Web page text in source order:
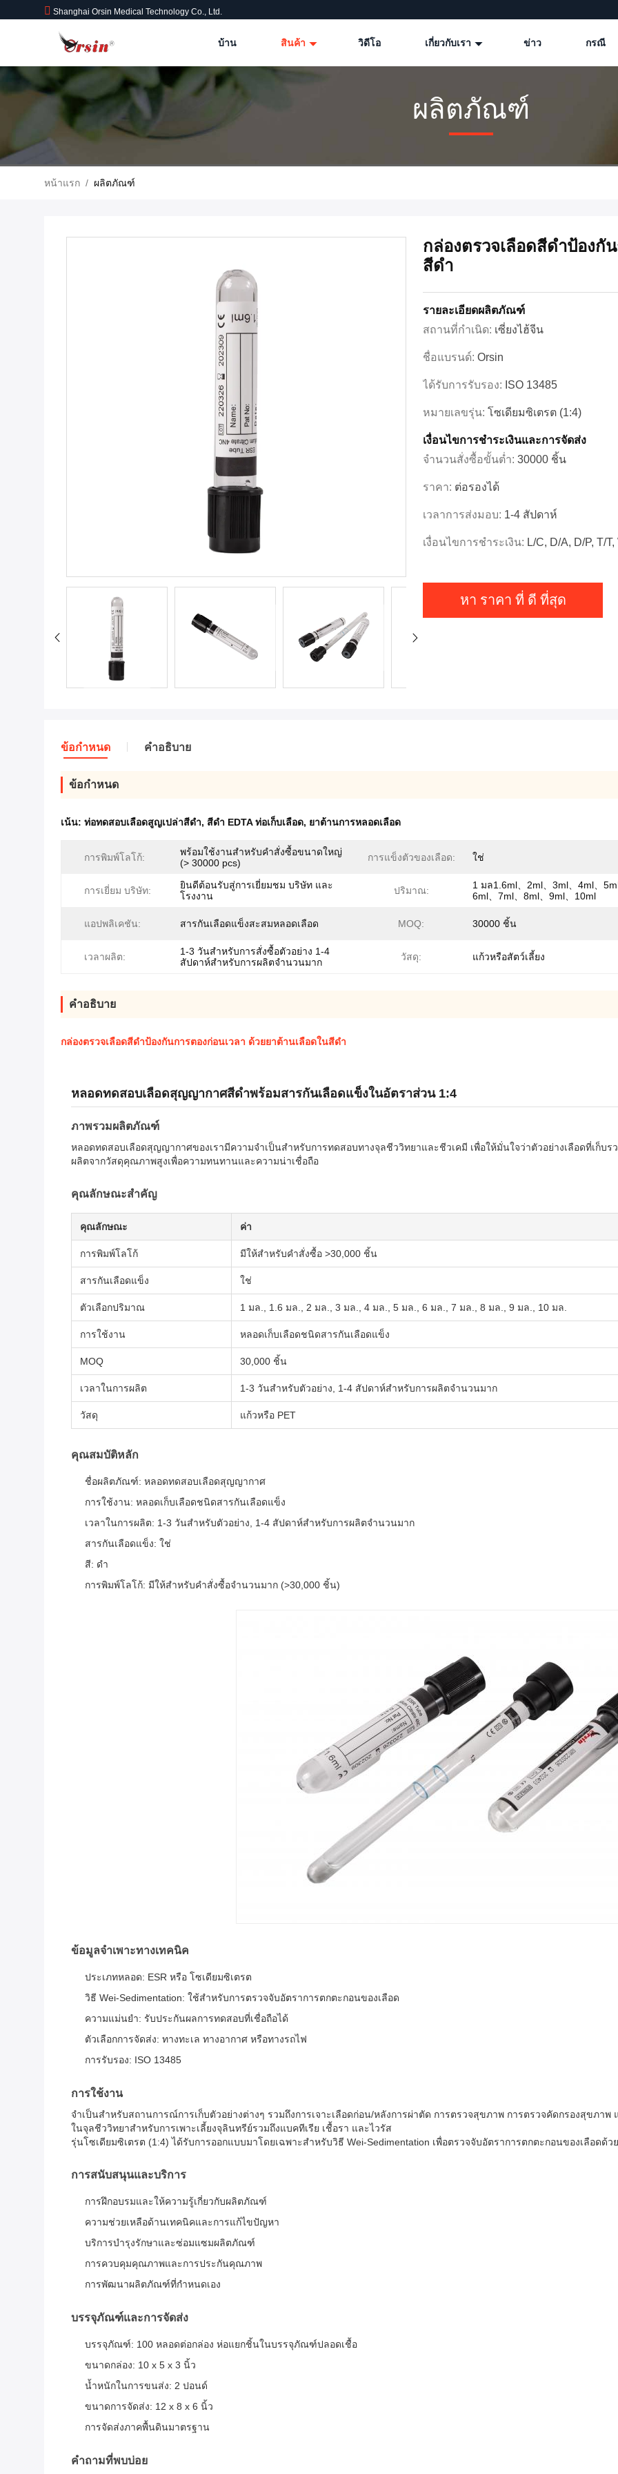
Shanghai Orsin Medical Technology Co., Ltd.
บ้าน สินค้า วิดีโอ เกี่ยวกับเรา ข่าว กรณี
ผลิตภัณฑ์
หน้าแรก / ผลิตภัณฑ์
กล่องตรวจเลือดสีดําป้องกั
สีดํา
รายละเอียดผลิตภัณฑ์
สถานที่กำเนิด: เซี่ยงไฮ้จีน
ชื่อแบรนด์: Orsin
ได้รับการรับรอง: ISO 13485
หมายเลขรุ่น: โซเดียมซิเตรต (1:4)
เงื่อนไขการชำระเงินและการจัดส่ง
จำนวนสั่งซื้อขั้นต่ำ: 30000 ชิ้น
ราคา: ต่อรองได้
เวลาการส่งมอบ: 1-4 สัปดาห์
เงื่อนไขการชำระเงิน: L/C, D/A, D/P, T/
หา ราคา ที่ ดี ที่สุด
ข้อกำหนด คำอธิบาย
ข้อกำหนด
เน้น: ท่อทดสอบเลือดสูญเปล่าสีดํา, สีดํา EDTA ท่อเก็บเลือด, ยาต้านการหลอดเลือด
การพิมพ์โลโก้:
พร้อมใช้งานสำหรับคำสั่งซื้อขนาดใหญ่
(> 30000 pcs)
การแข็งตัวของเลือด: ใช่
การเยี่ยม บริษัท:
ยินดีต้อนรับสู่การเยี่ยมชม บริษัท และ
โรงงาน
ปริมาณ:
1 มล1.6ml、2ml、3ml、4ml、
6ml、7ml、8ml、9ml、10ml
แอปพลิเคชัน: สารกันเลือดแข็งสะสมหลอดเลือด MOQ: 30000 ชิ้น
เวลาผลิต:
1-3 วันสำหรับการสั่งซื้อตัวอย่าง 1-4
สัปดาห์สำหรับการผลิตจำนวนมาก
วัสดุ: แก้วหรือสัตว์เลี้ยง
คำอธิบาย
กล่องตรวจเลือดสีดําป้องกันการตองก่อนเวลา ด้วยยาต้านเลือดในสีดํา
หลอดทดสอบเลือดสุญญากาศสีดำพร้อมสารกันเลือดแข็งในอัตราส่วน 1:4
ภาพรวมผลิตภัณฑ์
หลอดทดสอบเลือดสุญญากาศของเรามีความจำเป็นสำหรับการทดสอบทางจุลชีววิทยาและชีวเคมี เพื่อให้มั่นใจว่าตัวอย่างเลือดที่เก็บ
ผลิตจากวัสดุคุณภาพสูงเพื่อความทนทานและความน่าเชื่อถือ
คุณลักษณะสำคัญ
คุณลักษณะ ค่า
การพิมพ์โลโก้ มีให้สำหรับคำสั่งซื้อ >30,000 ชิ้น
สารกันเลือดแข็ง ใช่
ตัวเลือกปริมาณ 1 มล., 1.6 มล., 2 มล., 3 มล., 4 มล., 5 มล., 6 มล., 7 มล., 8 มล., 9 มล., 10 มล.
การใช้งาน หลอดเก็บเลือดชนิดสารกันเลือดแข็ง
MOQ 30,000 ชิ้น
เวลาในการผลิต 1-3 วันสำหรับตัวอย่าง, 1-4 สัปดาห์สำหรับการผลิตจำนวนมาก
วัสดุ แก้วหรือ PET
คุณสมบัติหลัก
ชื่อผลิตภัณฑ์: หลอดทดสอบเลือดสุญญากาศ
การใช้งาน: หลอดเก็บเลือดชนิดสารกันเลือดแข็ง
เวลาในการผลิต: 1-3 วันสำหรับตัวอย่าง, 1-4 สัปดาห์สำหรับการผลิตจำนวนมาก
สารกันเลือดแข็ง: ใช่
สี: ดำ
การพิมพ์โลโก้: มีให้สำหรับคำสั่งซื้อจำนวนมาก (>30,000 ชิ้น)
ข้อมูลจำเพาะทางเทคนิค
ประเภทหลอด: ESR หรือ โซเดียมซิเตรต
วิธี Wei-Sedimentation: ใช้สำหรับการตรวจจับอัตราการตกตะกอนของเลือด
ความแม่นยำ: รับประกันผลการทดสอบที่เชื่อถือได้
ตัวเลือกการจัดส่ง: ทางทะเล ทางอากาศ หรือทางรถไฟ
การรับรอง: ISO 13485
การใช้งาน
จำเป็นสำหรับสถานการณ์การเก็บตัวอย่างต่างๆ รวมถึงการเจาะเลือดก่อน/หลังการผ่าตัด การตรวจสุขภาพ การตรวจคัดกรองสุขภา
ในจุลชีววิทยาสำหรับการเพาะเลี้ยงจุลินทรีย์รวมถึงแบคทีเรีย เชื้อรา และไวรัส
รุ่นโซเดียมซิเตรต (1:4) ได้รับการออกแบบมาโดยเฉพาะสำหรับวิธี Wei-Sedimentation เพื่อตรวจจับอัตราการตกตะกอนของเลือดด้
การสนับสนุนและบริการ
การฝึกอบรมและให้ความรู้เกี่ยวกับผลิตภัณฑ์
ความช่วยเหลือด้านเทคนิคและการแก้ไขปัญหา
บริการบำรุงรักษาและซ่อมแซมผลิตภัณฑ์
การควบคุมคุณภาพและการประกันคุณภาพ
การพัฒนาผลิตภัณฑ์ที่กำหนดเอง
บรรจุภัณฑ์และการจัดส่ง
บรรจุภัณฑ์: 100 หลอดต่อกล่อง ห่อแยกชิ้นในบรรจุภัณฑ์ปลอดเชื้อ
ขนาดกล่อง: 10 x 5 x 3 นิ้ว
น้ำหนักในการขนส่ง: 2 ปอนด์
ขนาดการจัดส่ง: 12 x 8 x 6 นิ้ว
การจัดส่งภาคพื้นดินมาตรฐาน
คำถามที่พบบ่อย